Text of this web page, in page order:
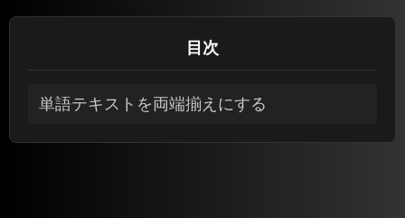
目次
単語テキストを両端揃えにする